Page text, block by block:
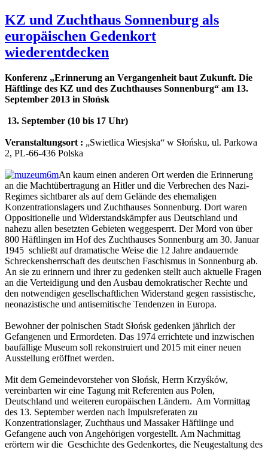
KZ und Zuchthaus Sonnenburg als
europäischen Gedenkort
wiederentdecken
Konferenz „Erinnerung an Vergangenheit baut Zukunft. Die
Häftlinge des KZ und des Zuchthauses Sonnenburg“ am 13.
September 2013 in Słońsk
13. September (10 bis 17 Uhr)
Veranstaltungsort : „Swietlica Wiesjska“ w Słońsku, ul. Parkowa
2, PL-66-436 Polska
An kaum einen anderen Ort werden die Erinnerung
an die Machtübertragung an Hitler und die Verbrechen des Nazi-
Regimes sichtbarer als auf dem Gelände des ehemaligen
Konzentrationslagers und Zuchthauses Sonnenburg. Dort waren
Oppositionelle und Widerstandskämpfer aus Deutschland und
nahezu allen besetzten Gebieten weggesperrt. Der Mord von über
800 Häftlingen im Hof des Zuchthauses Sonnenburg am 30. Januar
1945 schließt auf dramatische Weise die 12 Jahre andauernde
Schreckensherrschaft des deutschen Faschismus in Sonnenburg ab.
An sie zu erinnern und ihrer zu gedenken stellt auch aktuelle Fragen
an die Verteidigung und den Ausbau demokratischer Rechte und
den notwendigen gesellschaftlichen Widerstand gegen rassistische,
neonazistische und antisemitische Tendenzen in Europa.
Bewohner der polnischen Stadt Słońsk gedenken jährlich der
Gefangenen und Ermordeten. Das 1974 errichtete und inzwischen
baufällige Museum soll rekonstruiert und 2015 mit einer neuen
Ausstellung eröffnet werden.
Mit dem Gemeindevorsteher von Słońsk, Herrn Krzyśków,
vereinbarten wir eine Tagung mit Referenten aus Polen,
Deutschland und weiteren europäischen Ländern. Am Vormittag
des 13. September werden nach Impulsreferaten zu
Konzentrationslager, Zuchthaus und Massaker Häftlinge und
Gefangene auch von Angehörigen vorgestellt. Am Nachmittag
erörtern wir die Geschichte des Gedenkortes, die Neugestaltung des